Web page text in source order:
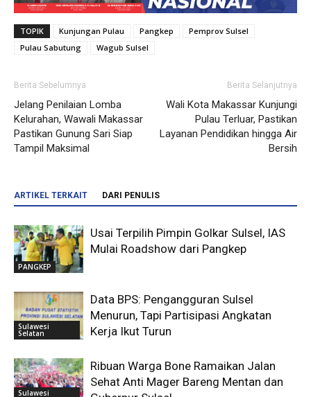
TOPIK Kunjungan Pulau Pangkep
Pemprov Sulsel
Pulau Sabutung
Wagub Sulsel
Berita Sebelumnya
Jelang Penilaian Lomba
Kelurahan, Wawali Makassar
Pastikan Gunung Sari Siap
Tampil Maksimal
Berita Selanjutnya
Wali Kota Makassar Kunjungi
Pulau Terluar, Pastikan
Layanan Pendidikan hingga Air
Bersih
ARTIKEL TERKAIT DARI PENULIS
PANGKEP
Usai Terpilih Pimpin Golkar Sulsel, IAS
Mulai Roadshow dari Pangkep
Sulawesi
Selatan
Data BPS: Pengangguran Sulsel
Menurun, Tapi Partisipasi Angkatan
Kerja Ikut Turun
Sulawesi
Ribuan Warga Bone Ramaikan Jalan
Sehat Anti Mager Bareng Mentan dan